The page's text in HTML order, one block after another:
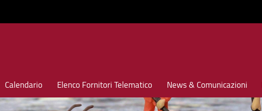
Calendario Elenco Fornitori Telematico News & Comunicazioni